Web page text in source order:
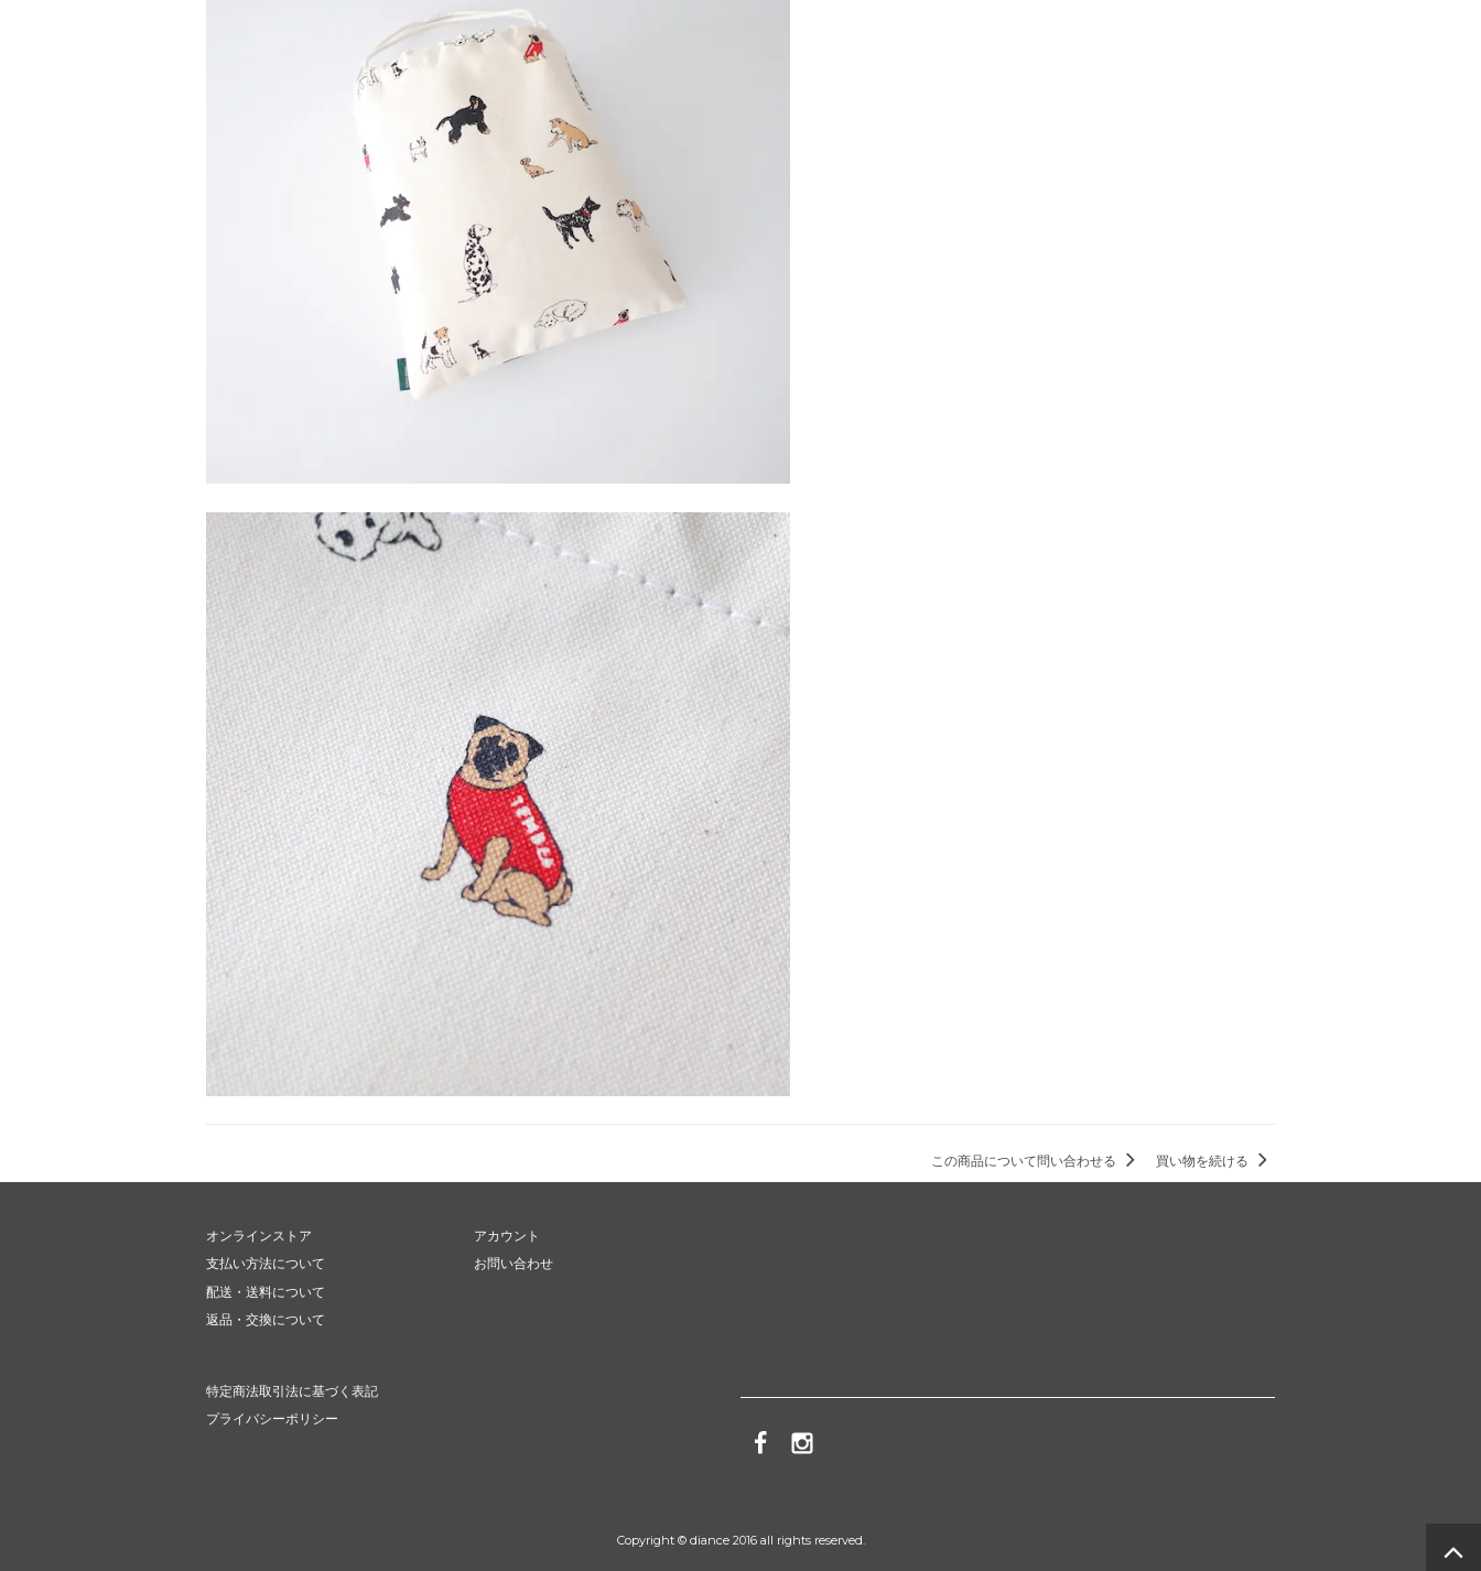
この商品について問い合わせる 買い物を続ける
オンラインストア
支払い方法について
配送・送料について
返品・交換について
アカウント
お問い合わせ
特定商法取引法に基づく表記
プライバシーポリシー
Copyright © diance 2016 all rights reserved.